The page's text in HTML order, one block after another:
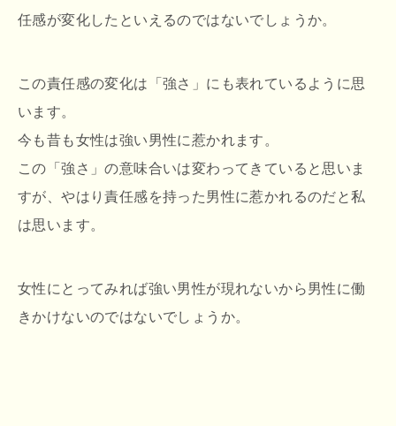
任感が変化したといえるのではないでしょうか。
この責任感の変化は「強さ」にも表れているように思
います。
今も昔も女性は強い男性に惹かれます。
この「強さ」の意味合いは変わってきていると思いま
すが、やはり責任感を持った男性に惹かれるのだと私
は思います。
女性にとってみれば強い男性が現れないから男性に働
きかけないのではないでしょうか。